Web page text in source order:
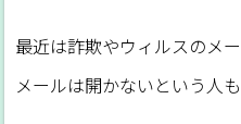
最近は詐欺やウィルスのメ
メールは開かないという人も